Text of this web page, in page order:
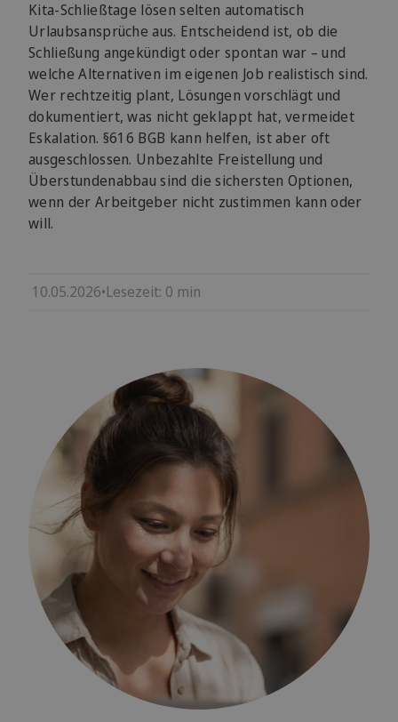
Kita-Schließtage lösen selten automatisch
Urlaubsansprüche aus. Entscheidend ist, ob die
Schließung angekündigt oder spontan war – und
welche Alternativen im eigenen Job realistisch sind.
Wer rechtzeitig plant, Lösungen vorschlägt und
dokumentiert, was nicht geklappt hat, vermeidet
Eskalation. §616 BGB kann helfen, ist aber oft
ausgeschlossen. Unbezahlte Freistellung und
Überstundenabbau sind die sichersten Optionen,
wenn der Arbeitgeber nicht zustimmen kann oder
will.
10.05.2026•Lesezeit: 0 min